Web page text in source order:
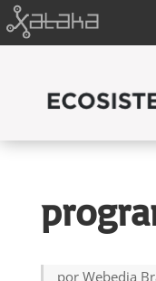
por Webedia